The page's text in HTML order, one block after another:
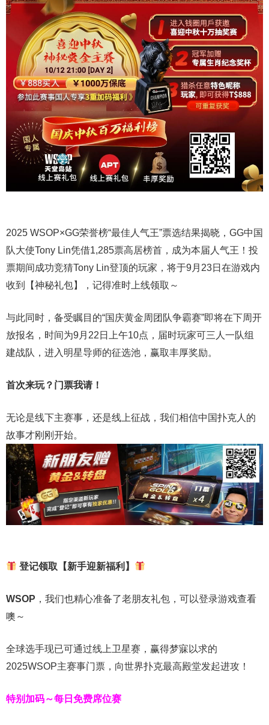
2025 WSOP×GG荣誉榜“最佳人气王”票选结果揭晓，GG中国
队大使Tony Lin凭借1,285票高居榜首，成为本届人气王！投
票期间成功竞猜Tony Lin登顶的玩家，将于9月23日在游戏内
收到【神秘礼包】，记得准时上线领取～
与此同时，备受瞩目的“国庆黄金周团队争霸赛”即将在下周开
放报名，时间为9月22日上午10点，届时玩家可三人一队组
建战队，进入明星导师的征选池，赢取丰厚奖励。
首次来玩？门票我请！
无论是线下主赛事，还是线上征战，我们相信中国扑克人的
故事才刚刚开始。
登记领取【新手迎新福利】
WSOP ，我们也精心准备了老朋友礼包，可以登录游戏查看
噢～
全球选手现已可通过线上卫星赛，赢得梦寐以求的
2025WSOP主赛事门票，向世界扑克最高殿堂发起进攻！
特别加码～每日免费席位赛